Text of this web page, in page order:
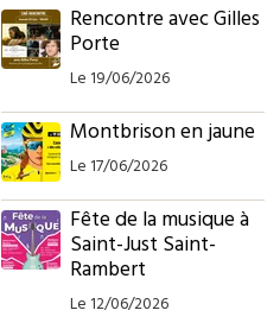
Rencontre avec Gilles
Porte
Le 19/06/2026
Montbrison en jaune
Le 17/06/2026
Fête de la musique à
Saint-Just Saint-
Rambert
Le 12/06/2026